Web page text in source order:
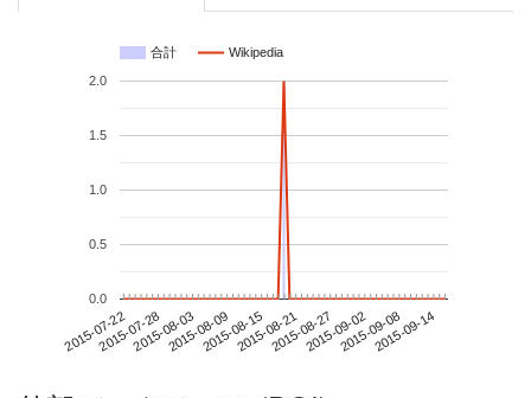
合計 Wikipedia
2015-07-222015-07-282015-08-032015-08-092015-08-152015-08-212015-08-272015-09-022015-09-082015-09-14
0.0
0.5
1.0
1.5
2.0